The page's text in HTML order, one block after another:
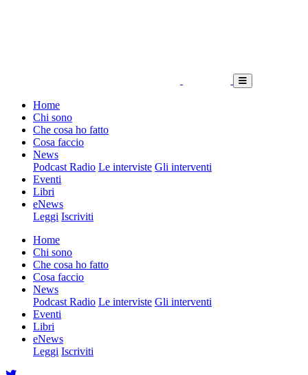
Home
Chi sono
Che cosa ho fatto
Cosa faccio
News
Podcast Radio Le interviste Gli interventi
Eventi
Libri
eNews
Leggi Iscriviti
Home
Chi sono
Che cosa ho fatto
Cosa faccio
News
Podcast Radio Le interviste Gli interventi
Eventi
Libri
eNews
Leggi Iscriviti